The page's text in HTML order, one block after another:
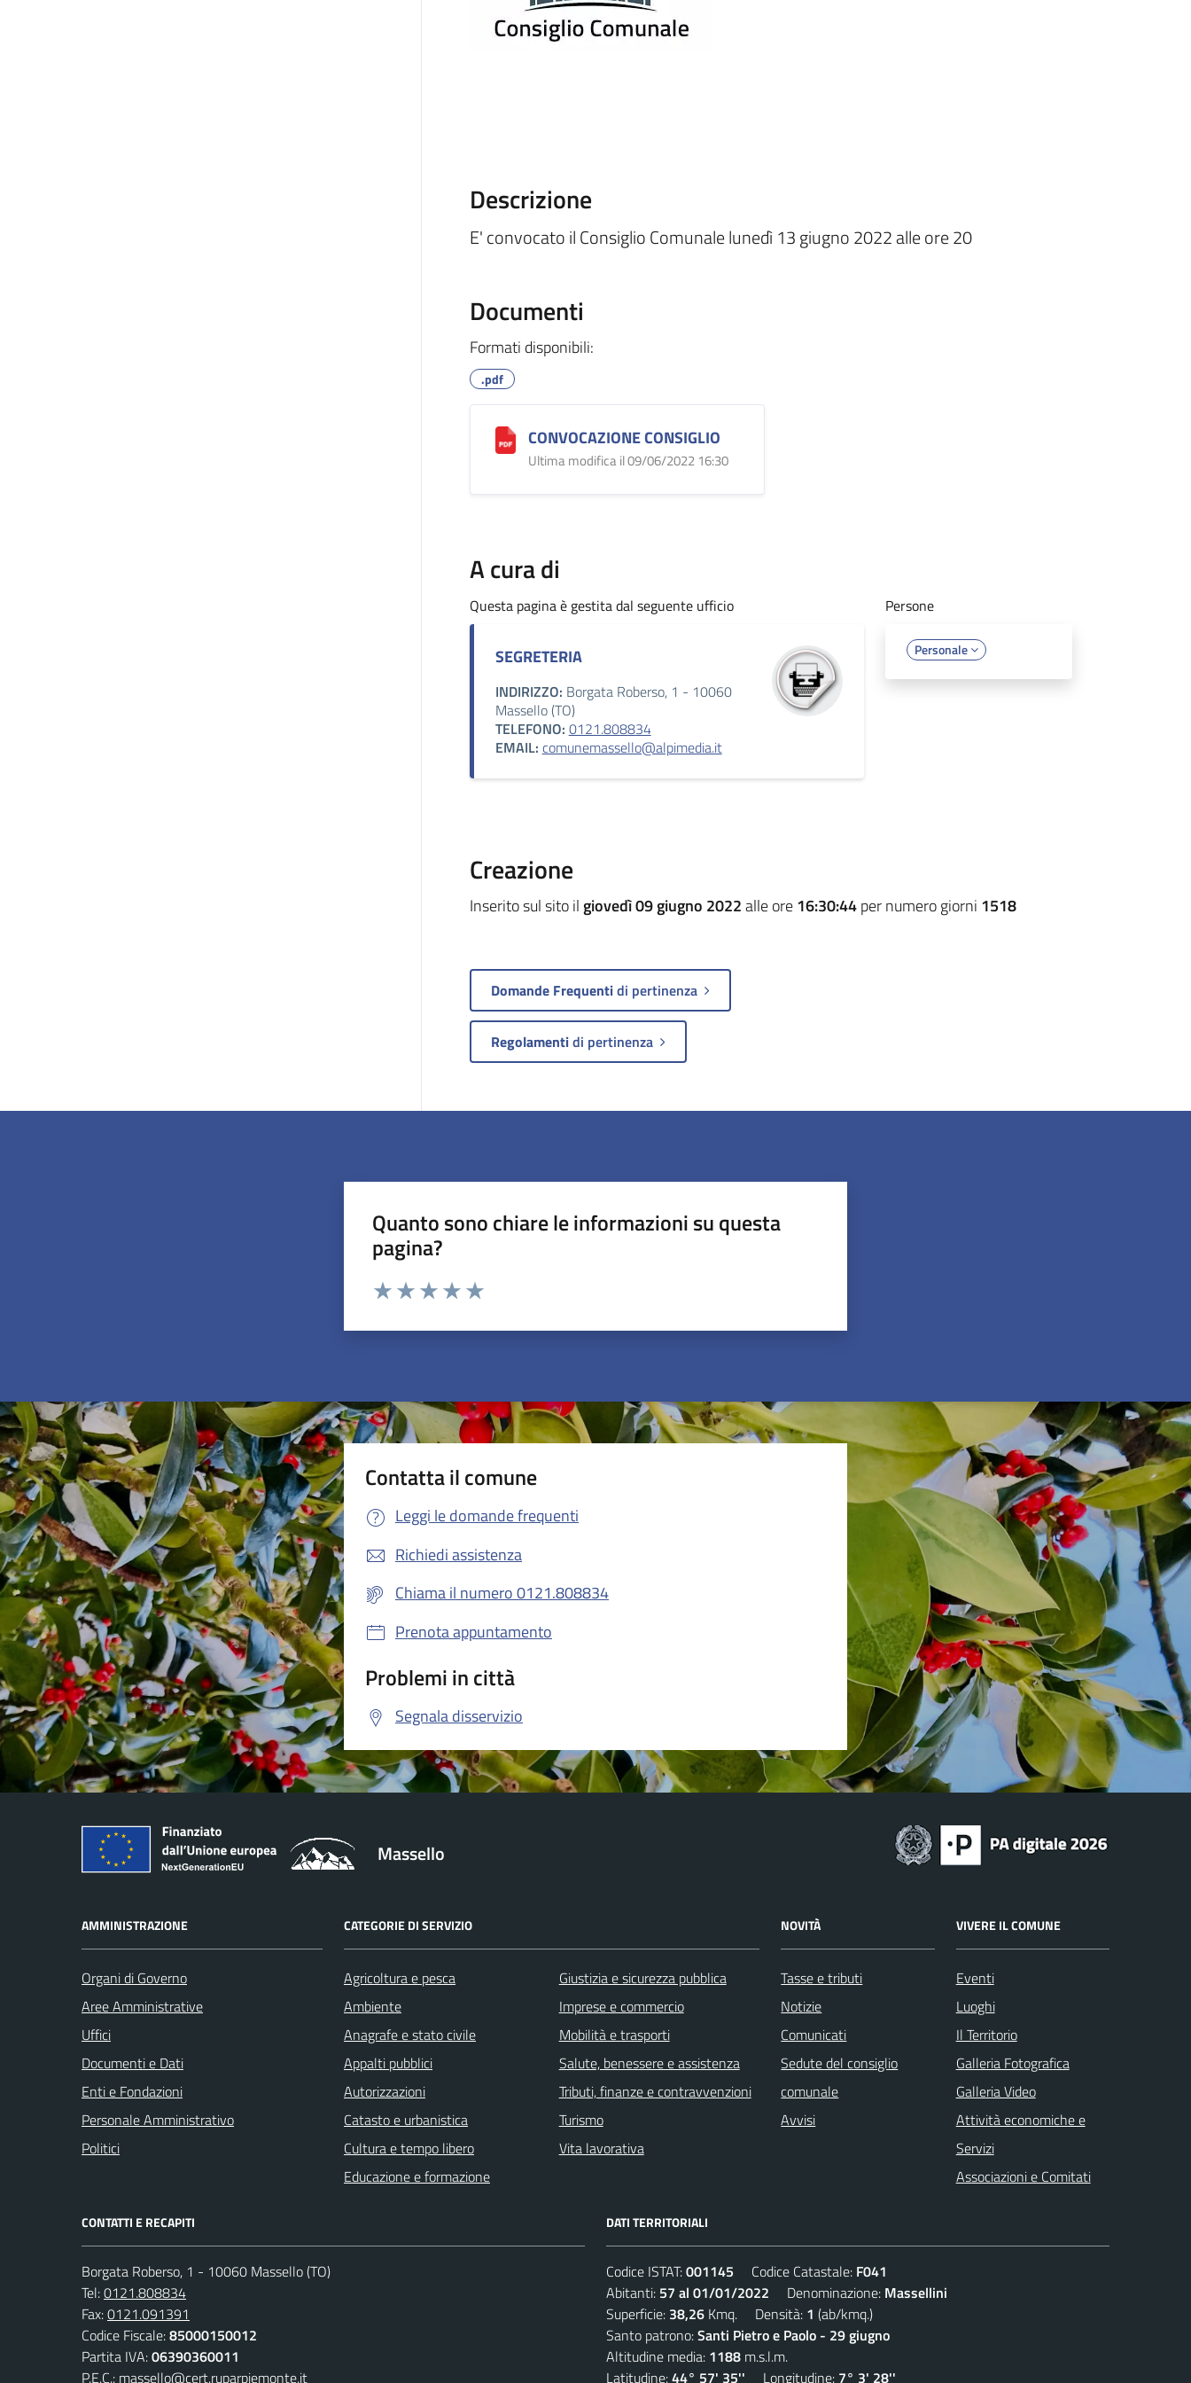
Descrizione
E' convocato il Consiglio Comunale lunedì 13 giugno 2022 alle ore 20
Documenti
Formati disponibili:
.pdf
CONVOCAZIONE CONSIGLIO
Ultima modifica il 09/06/2022 16:30
A cura di
Questa pagina è gestita dal seguente ufficio
SEGRETERIA
INDIRIZZO: Borgata Roberso, 1 - 10060
Massello (TO)
TELEFONO: 0121.808834
EMAIL: comunemassello@alpimedia.it
Persone
Personale
Creazione
Inserito sul sito il giovedì 09 giugno 2022alle ore16:30:44per numero giorni 1518
Domande Frequentidi pertinenza
Regolamentidi pertinenza
Quanto sono chiare le informazioni su questa
pagina?
Valuta da 1 a 5 stelle la pagina
Contatta il comune
Leggi le domande frequenti
Richiedi assistenza
Chiama il numero 0121.808834
Prenota appuntamento
Problemi in città
Segnala disservizio
Massello
AMMINISTRAZIONE
Organi di Governo
Aree Amministrative
Uffici
Documenti e Dati
Enti e Fondazioni
Personale Amministrativo
Politici
CATEGORIE DI SERVIZIO
Agricoltura e pesca
Ambiente
Anagrafe e stato civile
Appalti pubblici
Autorizzazioni
Catasto e urbanistica
Cultura e tempo libero
Educazione e formazione
Giustizia e sicurezza pubblica
Imprese e commercio
Mobilità e trasporti
Salute, benessere e assistenza
Tributi, finanze e contravvenzioni
Turismo
Vita lavorativa
NOVITÀ
Tasse e tributi
Notizie
Comunicati
Sedute del consiglio
comunale
Avvisi
VIVERE IL COMUNE
Eventi
Luoghi
Il Territorio
Galleria Fotografica
Galleria Video
Attività economiche e
Servizi
Associazioni e Comitati
CONTATTI E RECAPITI
Borgata Roberso, 1 - 10060 Massello (TO)
Tel:0121.808834
Fax:0121.091391
Codice Fiscale:85000150012
Partita IVA:06390360011
P.E.C.: massello@cert.ruparpiemonte.it
DATI TERRITORIALI
Codice ISTAT:001145 Codice Catastale: F041
Abitanti: 57 al 01/01/2022 Denominazione: Massellini
Superficie: 38,26 Kmq. Densità: 1 (ab/kmq.)
Santo patrono:Santi Pietro e Paolo - 29 giugno
Altitudine media: 1188 m.s.l.m.
Latitudine:44° 57' 35'' Longitudine: 7° 3' 28''